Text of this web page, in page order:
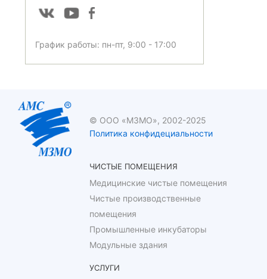
График работы: пн-пт, 9:00 - 17:00
© ООО «МЗМО», 2002-2025
Политика конфидециальности
ЧИСТЫЕ ПОМЕЩЕНИЯ
Медицинские чистые помещения
Чистые производственные
помещения
Промышленные инкубаторы
Модульные здания
УСЛУГИ